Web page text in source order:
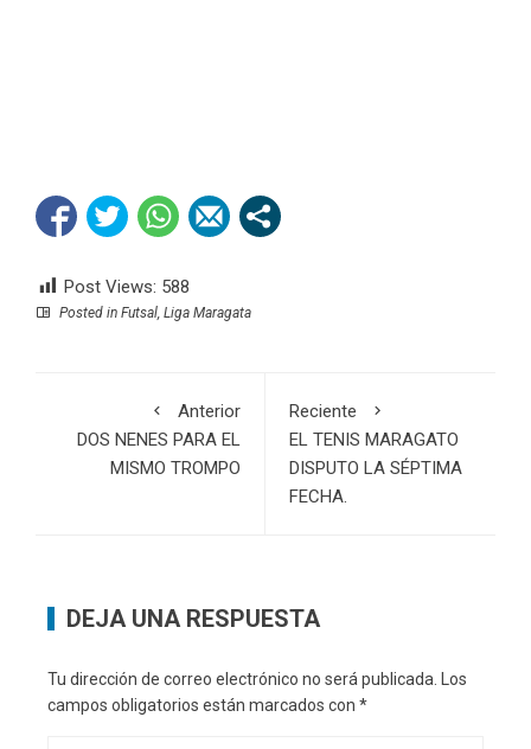
Post Views: 588
Posted in Futsal Liga Maragata
Anterior
DOS NENES PARA EL
MISMO TROMPO
Reciente
EL TENIS MARAGATO
DISPUTO LA SÉPTIMA
FECHA.
DEJA UNA RESPUESTA
Tu dirección de correo electrónico no será publicada.
Los
campos obligatorios están marcados con *